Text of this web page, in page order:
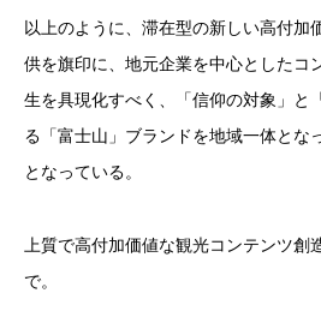
以上のように、滞在型の新しい高付加
供を旗印に、地元企業を中心としたコ
生を具現化すべく、「信仰の対象」と
る「富士山」ブランドを地域一体とな
となっている。
上質で高付加価値な観光コンテンツ創
で。